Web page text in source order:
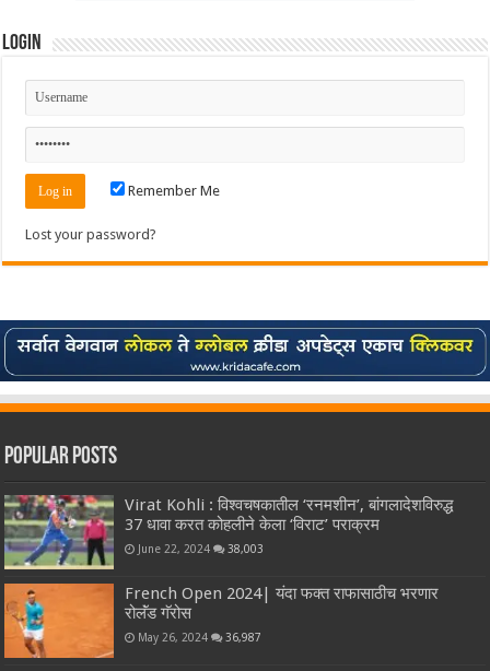
Login
Remember Me
Lost your password?
Popular Posts
Virat Kohli : विश्वचषकातील ‘रनमशीन’, बांगलादेशविरुद्ध
37 धावा करत कोहलीने केला ‘विराट’ पराक्रम
June 22, 2024 38,003
French Open 2024| यंदा फक्त राफासाठीच भरणार
रोलॅंड गॅरोस
May 26, 2024 36,987